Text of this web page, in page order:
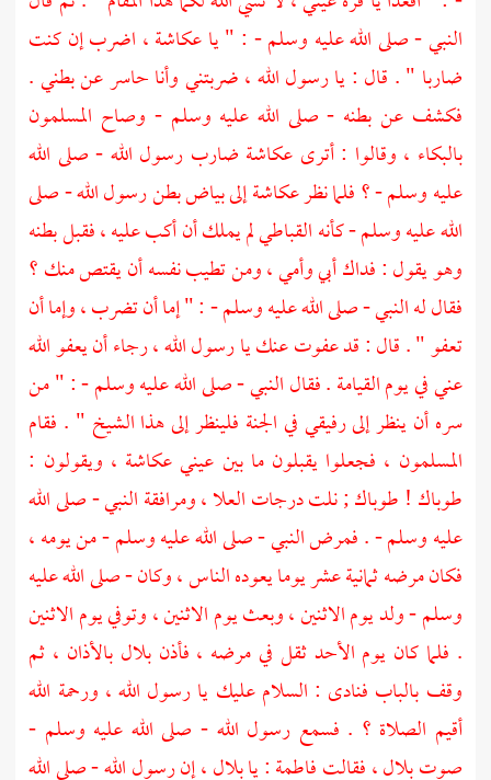
النبي - صلى الله عليه وسلم - : " ياعكاشة، اضرب إن كنت
ضاربا " . قال : يا رسول الله ، ضربتني وأنا حاسر عن بطني .
فكشف عن بطنه - صلى الله عليه وسلم - وصاح المسلمون
بالبكاء ، وقالوا : أترى عكاشة ضارب رسول الله - صلى الله
عليه وسلم - ؟ فلما نظرعكاشةإلى بياض بطن رسول الله - صلى
الله عليه وسلم - كأنه القباطي لم يملك أن أكب عليه ، فقبل بطنه
وهو يقول : فداك أبي وأمي ، ومن تطيب نفسه أن يقتص منك ؟
فقال له النبي - صلى الله عليه وسلم - : " إما أن تضرب ، وإما أن
تعفو " . قال : قد عفوت عنك يا رسول الله ، رجاء أن يعفو الله
عني في يوم القيامة . فقال النبي - صلى الله عليه وسلم - : " من
سره أن ينظر إلى رفيقي في الجنة فلينظر إلى هذا الشيخ " . فقام
المسلمون ، فجعلوا يقبلون ما بين عينيعكاشة ، ويقولون :
طوباك ! طوباك ; نلت درجات العلا ، ومرافقة النبي - صلى الله
عليه وسلم - . فمرض النبي - صلى الله عليه وسلم - من يومه ،
فكان مرضه ثمانية عشر يوما يعوده الناس ، وكان - صلى الله عليه
وسلم - ولد يوم الاثنين ، وبعث يوم الاثنين ، وتوفي يوم الاثنين
. فلما كان يوم الأحد ثقل في مرضه ، فأذنبلالبالأذان ، ثم
وقف بالباب فنادى : السلام عليك يا رسول الله ، ورحمة الله
أقيم الصلاة ؟ . فسمع رسول الله - صلى الله عليه وسلم -
صوتبلال، فقالت فاطمة : يابلال، إن رسول الله - صلى الله